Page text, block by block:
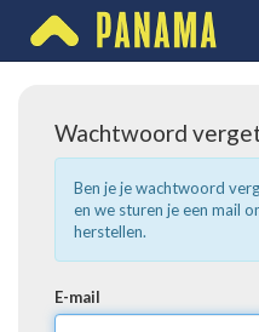
Wachtwoord
Ben je je wachtwoord
en we sturen je een mail
herstellen.
E-mail